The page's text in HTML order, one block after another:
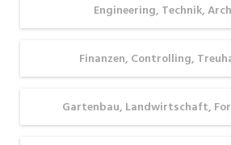
fast jede
trifft,
hartnäckige
ab.
Engineering, Technik,
Finanzen, Controlling,
Gartenbau, Landwirtschaft,